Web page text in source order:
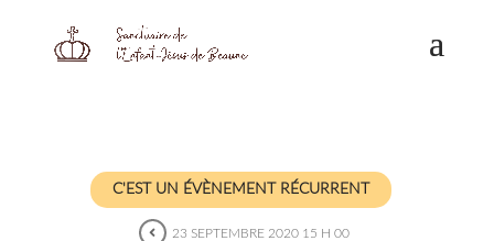
C'EST UN ÉVÈNEMENT RÉCURRENT
23 SEPTEMBRE 2020 15 H 00